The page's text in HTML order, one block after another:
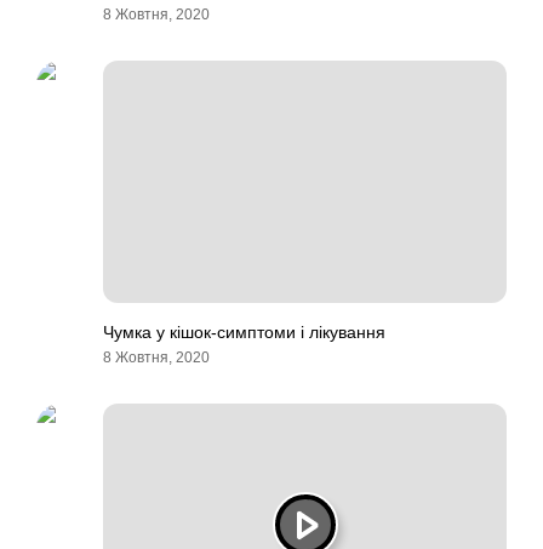
8 Жовтня, 2020
Чумка у кішок-симптоми і лікування
8 Жовтня, 2020